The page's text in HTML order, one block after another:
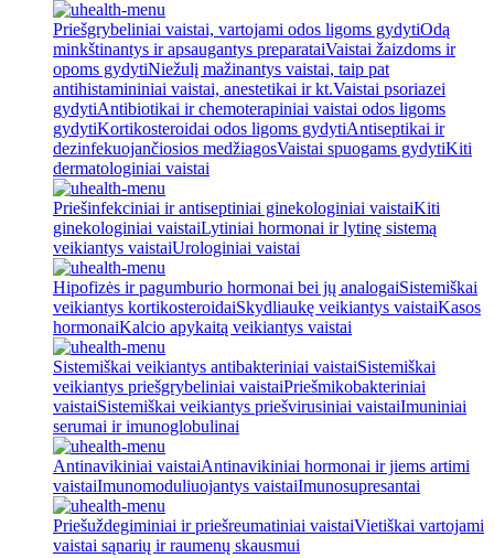
Priešgrybeliniai vaistai, vartojami odos ligoms gydytiOdą
minkštinantys ir apsaugantys preparataiVaistai žaizdoms ir
opoms gydytiNiežulį mažinantys vaistai, taip pat
antihistamininiai vaistai, anestetikai ir kt.Vaistai psoriazei
gydytiAntibiotikai ir chemoterapiniai vaistai odos ligoms
gydytiKortikosteroidai odos ligoms gydytiAntiseptikai ir
dezinfekuojančiosios medžiagosVaistai spuogams gydytiKiti
dermatologiniai vaistai
Priešinfekciniai ir antiseptiniai ginekologiniai vaistaiKiti
ginekologiniai vaistaiLytiniai hormonai ir lytinę sistemą
veikiantys vaistaiUrologiniai vaistai
Hipofizės ir pagumburio hormonai bei jų analogaiSistemiškai
veikiantys kortikosteroidaiSkydliaukę veikiantys vaistaiKasos
hormonaiKalcio apykaitą veikiantys vaistai
Sistemiškai veikiantys antibakteriniai vaistaiSistemiškai
veikiantys priešgrybeliniai vaistaiPriešmikobakteriniai
vaistaiSistemiškai veikiantys priešvirusiniai vaistaiImuniniai
serumai ir imunoglobulinai
Antinavikiniai vaistaiAntinavikiniai hormonai ir jiems artimi
vaistaiImunomoduliuojantys vaistaiImunosupresantai
Priešuždegiminiai ir priešreumatiniai vaistaiVietiškai vartojami
vaistai sąnarių ir raumenų skausmui